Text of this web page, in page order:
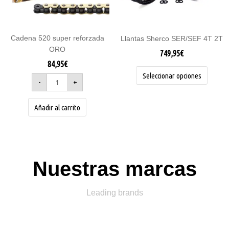
Cadena 520 super reforzada
ORO
84,95€
-
+
Añadir al carrito
Llantas Sherco SER/SEF 4T 2T
749,95€
Seleccionar opciones
en
Nuestras marcas
Leading brands